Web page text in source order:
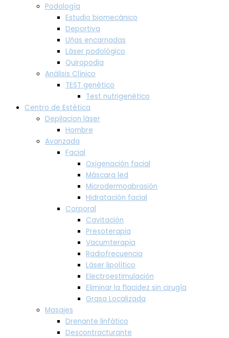
Podología
Estudio biomecánico
Deportiva
Uñas encarnadas
Láser podológico
Quiropodia
Análisis Clínico
TEST genético
Test nutrigenético
Centro de Estética
Depilacion láser
Hombre
Avanzada
Facial
Oxigenación facial
Máscara led
Microdermoabrasión
Hidratación facial
Corporal
Cavitación
Presoterapia
Vacumterapia
Radiofrecuencia
Láser lipolítico
Electroestimulación
Eliminar la flacidez sin cirugía
Grasa Localizada
Masajes
Drenante linfático
Descontracturante